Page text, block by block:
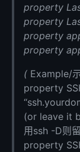
property
property
property
property
( Example/
property
(or leave it
用ssh -D则
property